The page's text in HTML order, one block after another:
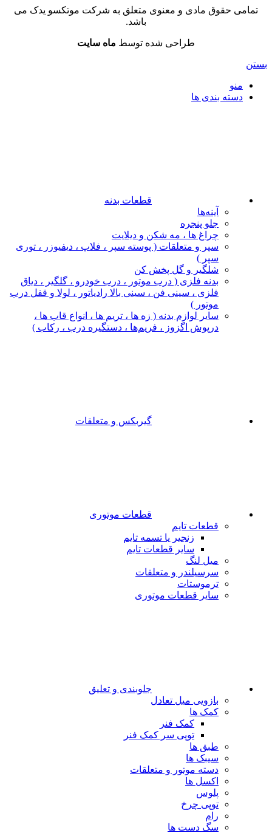
تمامی حقوق مادی و معنوی متعلق به شرکت موتکسو یدک می
باشد.
طراحی شده توسط ماه سایت
بستن
منو
دسته بندی ها
قطعات بدنه
آینه‌ها
جلو پنجره
چراغ‌ ها ، مه‌ شکن و دیلایت
سپر و متعلقات ( پوسته سپر ، فلاپ ، دیفیوزر ، توری
سپر )
شلگیر و گل‌ پخش‌ کن
بدنه فلزی ( درب موتور ، درب خودرو ، گلگیر ، دیاق
فلزی ، سینی فن ، سینی بالا رادیاتور ، لولا و قفل درب
موتور )
سایر لوازم بدنه ( زه ها ، تریم ها ، انواع قاب ها ،
درپوش اگزوز ، فریم‌ها ، دستگیره درب ، رکاب )
گیربکس و متعلقات
قطعات موتوری
قطعات تایم
زنجیر یا تسمه تایم
سایر قطعات تایم
میل لنگ
سرسیلندر و متعلقات
ترموستات
سایر قطعات موتوری
جلوبندی و تعلیق
بازویی میل تعادل
کمک ها
کمک فنر
توپی سر کمک فنر
طبق ها
سیبک ها
دسته موتور و متعلقات
اکسل ها
پلوس
توپی چرخ
رام
سگ دست ها